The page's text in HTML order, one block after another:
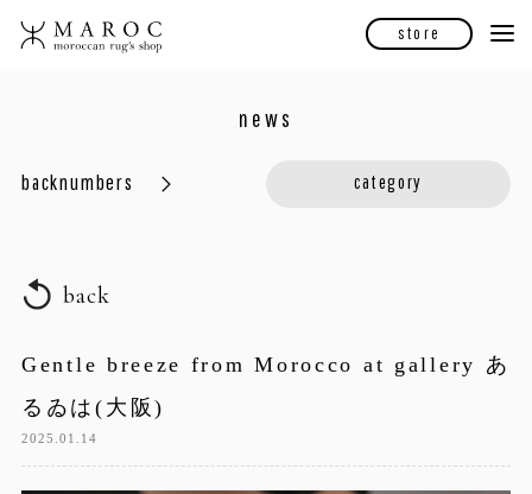
store
news
backnumbers category
back
Gentle breeze from Morocco at gallery あ
るゐは(大阪)
2025.01.14